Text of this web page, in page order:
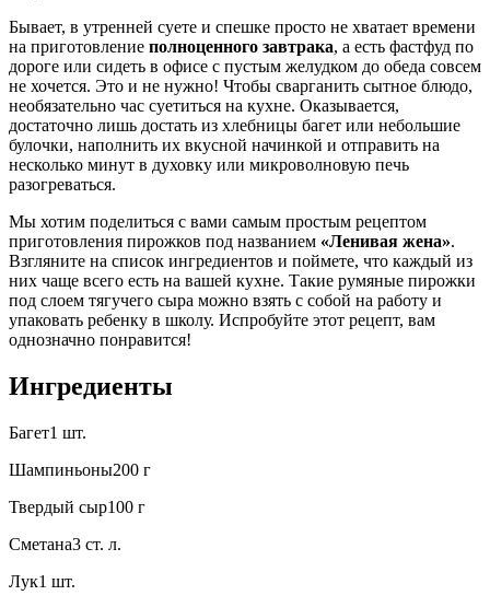
Бывает, в утренней суете и спешке просто не хватает времени
на приготовление полноценного завтрака, а есть фастфуд по
дороге или сидеть в офисе с пустым желудком до обеда совсем
не хочется. Это и не нужно! Чтобы сварганить сытное блюдо,
необязательно час суетиться на кухне. Оказывается,
достаточно лишь достать из хлебницы багет или небольшие
булочки, наполнить их вкусной начинкой и отправить на
несколько минут в духовку или микроволновую печь
разогреваться.
Мы хотим поделиться с вами самым простым рецептом
приготовления пирожков под названием «Ленивая жена».
Взгляните на список ингредиентов и поймете, что каждый из
них чаще всего есть на вашей кухне. Такие румяные пирожки
под слоем тягучего сыра можно взять с собой на работу и
упаковать ребенку в школу. Испробуйте этот рецепт, вам
однозначно понравится!
Ингредиенты
Багет1 шт.
Шампиньоны200 г
Твердый сыр100 г
Сметана3 ст. л.
Лук1 шт.